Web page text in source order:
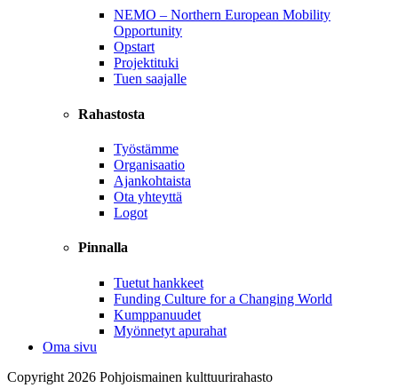
NEMO – Northern European Mobility
Opportunity
Opstart
Projektituki
Tuen saajalle
Rahastosta
Työstämme
Organisaatio
Ajankohtaista
Ota yhteyttä
Logot
Pinnalla
Tuetut hankkeet
Funding Culture for a Changing World
Kumppanuudet
Myönnetyt apurahat
Oma sivu
Copyright 2026 Pohjoismainen kulttuurirahasto